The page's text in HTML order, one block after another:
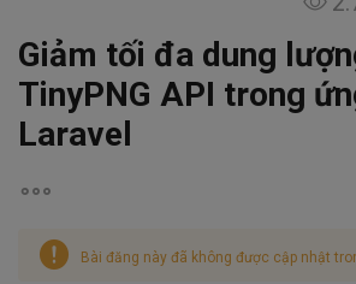
Giảm tối đa dung
TinyPNG API trong
Laravel
Bài đăng này đã không được cập nhật